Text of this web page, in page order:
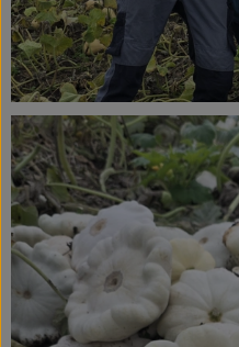
Getränke
Drogerie
So geht's
Über uns
Blog & Aktuelles
Service